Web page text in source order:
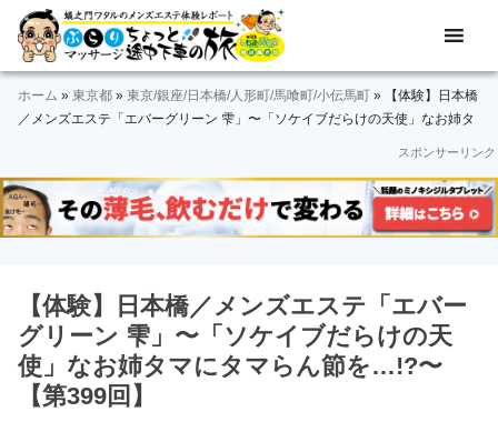
Skip
primary
navigation
Skip
main
Skip
primary
Skip
secondary
Skip
footer
ぶ
ら
り
ッ
サ
ー
ジ
途
メ
ン
エ
ス
験
レ
ポ
＆
画
ホーム » 東京都 » 東京/銀座/日本橋/人形町/馬喰町/小伝馬町 »
【体験】日本橋
／メンズエステ「エバーグリーン 雫」〜「ソケイブだらけの天使」なお姉タ
スポンサーリンク
【体験】日本橋／メンズエステ「エバー
グリーン 雫」〜「ソケイブだらけの天
使」なお姉タマにタマらん節を…!?〜
【第399回】